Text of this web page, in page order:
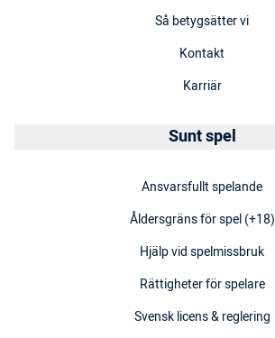
Så betygsätter vi
Kontakt
Karriär
Sunt spel
Ansvarsfullt spelande
Åldersgräns för spel (+18)
Hjälp vid spelmissbruk
Rättigheter för spelare
Svensk licens & reglering